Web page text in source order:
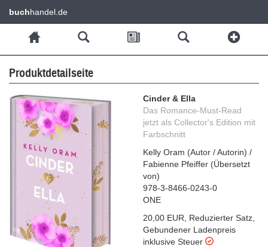
buchhandel.de
Produktdetailseite
Cinder & Ella
Das Romance-Must-Read
jetzt als Collector's Edition mit
Farbschnitt
Kelly Oram (Autor / Autorin) /
Fabienne Pfeiffer (Übersetzt
von)
978-3-8466-0243-0
ONE
20,00 EUR
Reduzierter Satz
Gebundener Ladenpreis
inklusive Steuer